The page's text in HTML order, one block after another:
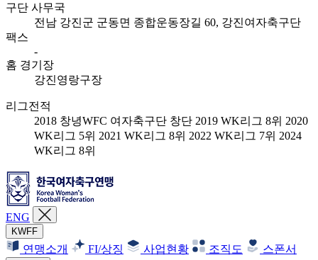
구단 사무국
전남 강진군 군동면 종합운동장길 60, 강진여자축구단
팩스
-
홈 경기장
강진영랑구장
리그전적
2018 창녕WFC 여자축구단 창단 2019 WK리그 8위 2020
WK리그 5위 2021 WK리그 8위 2022 WK리그 7위 2024
WK리그 8위
ENG
KWFF
연맹소개 FI/상징 사업현황 조직도 스폰서